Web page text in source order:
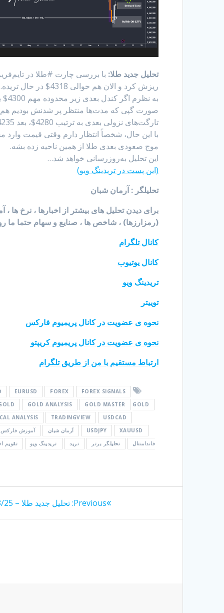
تحلیل جدید طلا:
ریزش کرد و الان هم حوالی 4318$ در حال تریده. فعلاً گارد بازار دوباره نزولی شده و فشار فروش بیشتر شده.
صورت گپی که مدت‌ها منتظر پر شدنش بودیم هم
تارگت‌های نزولی بعدی به ترتیب 4280$، بعد 4235$ و در نهایت محدوده مهم تقاضای 4177$ تا 4235$ هستن.
موج صعودی بعدی طلا از همین ناحیه زده بشه.
این تحلیل به‌روزرسانی خواهد شد…
(این پست در تریدینگ ویو)
تحلیلگر : آرمان شبان
برای دیدن تحلیل های بیشتر از اخبارها ، نرخ ها
(رمزارزها) ، شاخص ها ، صنایع و سهام حتما ما
کانال تلگرام
کانال یوتیوب
تریدینگ ویو
توییتر
نحوه ی عضویت در کانال پریمیوم فارکس
نحوه ی عضویت در کانال پریمیوم کریپتو
ارتباط مستقیم با من از طریق تلگرام
EURUSD FOREX
FOREX SIGNALS
GOLD ANALYSIS GOLD MASTER
GOLD
ANALYSIS TRADINGVIEW
USDCAD
USDJPY
XAUUSD آرمان شبان آموزش فارکس
فاندامنتال
تحلیلگر برتر ترید تریدینگ ویو تقویم
نوشته
Previous:
Previous
تحلیل جدید طلا – 1405/03/25